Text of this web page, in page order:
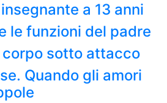
a 13 anni
le funzioni del padre
sotto attacco
Quando gli amori